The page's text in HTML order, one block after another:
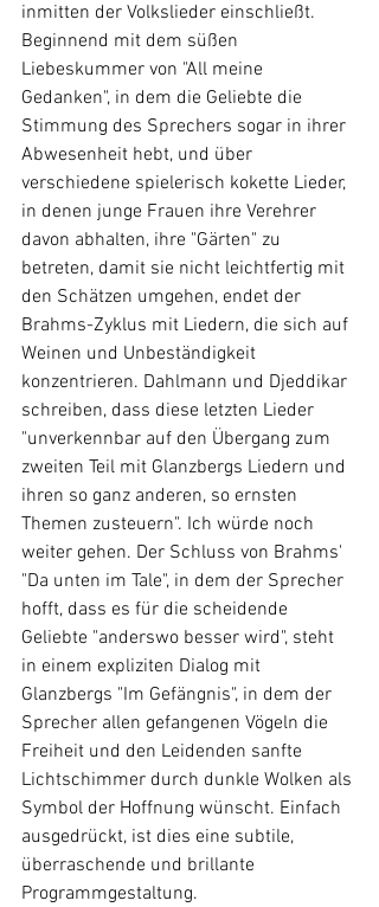
inmitten der Volkslieder einschließt.
Beginnend mit dem süßen
Liebeskummer von "All meine
Gedanken", in dem die Geliebte die
Stimmung des Sprechers sogar in ihrer
Abwesenheit hebt, und über
verschiedene spielerisch kokette Lieder,
in denen junge Frauen ihre Verehrer
davon abhalten, ihre "Gärten" zu
betreten, damit sie nicht leichtfertig mit
den Schätzen umgehen, endet der
Brahms-Zyklus mit Liedern, die sich auf
Weinen und Unbeständigkeit
konzentrieren. Dahlmann und Djeddikar
schreiben, dass diese letzten Lieder
"unverkennbar auf den Übergang zum
zweiten Teil mit Glanzbergs Liedern und
ihren so ganz anderen, so ernsten
Themen zusteuern". Ich würde noch
weiter gehen. Der Schluss von Brahms'
"Da unten im Tale", in dem der Sprecher
hofft, dass es für die scheidende
Geliebte "anderswo besser wird", steht
in einem expliziten Dialog mit
Glanzbergs "Im Gefängnis", in dem der
Sprecher allen gefangenen Vögeln die
Freiheit und den Leidenden sanfte
Lichtschimmer durch dunkle Wolken als
Symbol der Hoffnung wünscht. Einfach
ausgedrückt, ist dies eine subtile,
überraschende und brillante
Programmgestaltung.